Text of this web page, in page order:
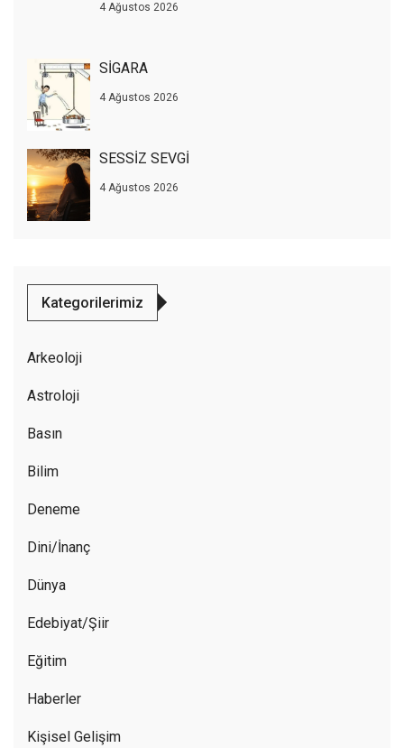
4 Ağustos 2026
SİGARA
4 Ağustos 2026
SESSİZ SEVGİ
4 Ağustos 2026
Kategorilerimiz
Arkeoloji
Astroloji
Basın
Bilim
Deneme
Dini/İnanç
Dünya
Edebiyat/Şiir
Eğitim
Haberler
Kişisel Gelişim